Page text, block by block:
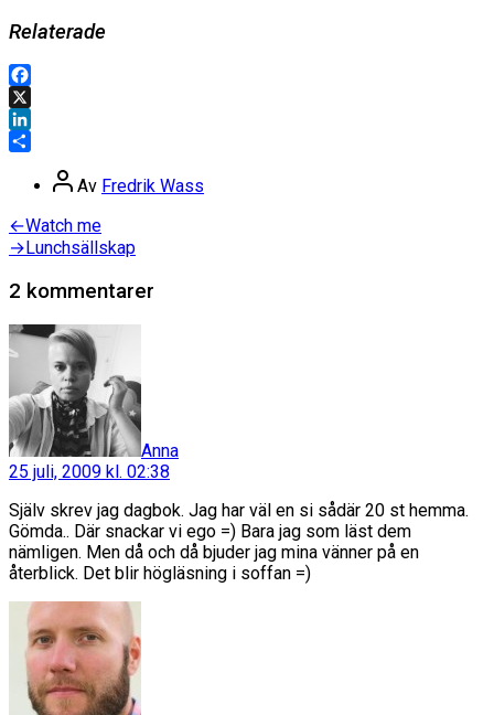
Relaterade
Facebook
X
LinkedIn
Inläggsförfattare
Av Fredrik Wass
Inläggsnavigering
←Föregående
inlägg:
Watch me
→Nästa
Lunchsällskap
2 kommentarer
Anna
25 juli, 2009 kl. 02:38
Själv skrev jag dagbok. Jag har väl en si sådär 20 st hemma.
Gömda.. Där snackar vi ego =) Bara jag som läst dem
nämligen. Men då och då bjuder jag mina vänner på en
återblick. Det blir högläsning i soffan =)